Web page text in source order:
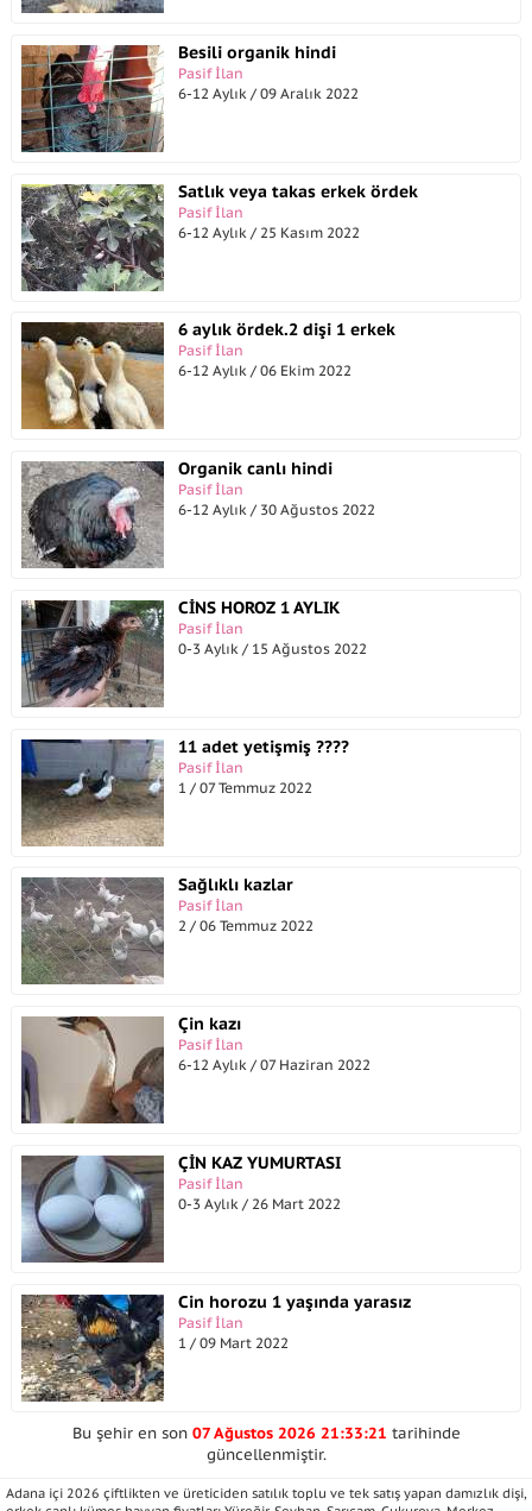
Besili organik hindi
Pasif İlan
6-12 Aylık / 09 Aralık 2022
Satlık veya takas erkek ördek
Pasif İlan
6-12 Aylık / 25 Kasım 2022
6 aylık ördek.2 dişi 1 erkek
Pasif İlan
6-12 Aylık / 06 Ekim 2022
Organik canlı hindi
Pasif İlan
6-12 Aylık / 30 Ağustos 2022
CİNS HOROZ 1 AYLIK
Pasif İlan
0-3 Aylık / 15 Ağustos 2022
11 adet yetişmiş ????
Pasif İlan
1 / 07 Temmuz 2022
Sağlıklı kazlar
Pasif İlan
2 / 06 Temmuz 2022
Çin kazı
Pasif İlan
6-12 Aylık / 07 Haziran 2022
ÇİN KAZ YUMURTASI
Pasif İlan
0-3 Aylık / 26 Mart 2022
Cin horozu 1 yaşında yarasız
Pasif İlan
1 / 09 Mart 2022
Bu şehir en son 07 Ağustos 2026 21:33:21 tarihinde
güncellenmiştir.
Adana içi 2026 çiftlikten ve üreticiden satılık toplu ve tek satış yapan damızlık dişi,